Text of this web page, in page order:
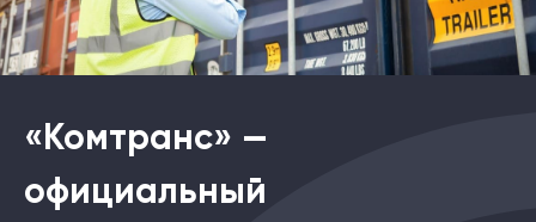
«Комтранс» —
официальный